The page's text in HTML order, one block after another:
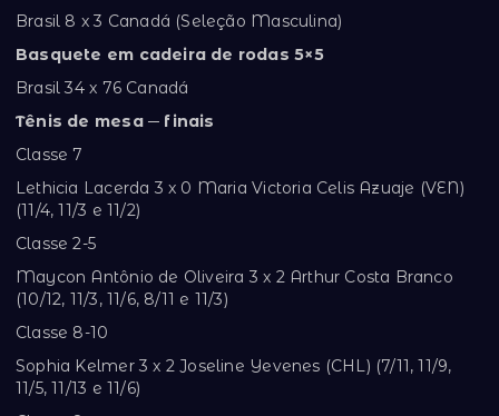
Brasil 8 x 3 Canadá (Seleção Masculina)
Basquete em cadeira de rodas 5×5
Brasil 34 x 76 Canadá
Tênis de mesa ─ finais
Classe 7
Lethicia Lacerda 3 x 0 Maria Victoria Celis Azuaje (VEN)
(11/4, 11/3 e 11/2)
Classe 2-5
Maycon Antônio de Oliveira 3 x 2 Arthur Costa Branco
(10/12, 11/3, 11/6, 8/11 e 11/3)
Classe 8-10
Sophia Kelmer 3 x 2 Joseline Yevenes (CHL) (7/11, 11/9,
11/5, 11/13 e 11/6)